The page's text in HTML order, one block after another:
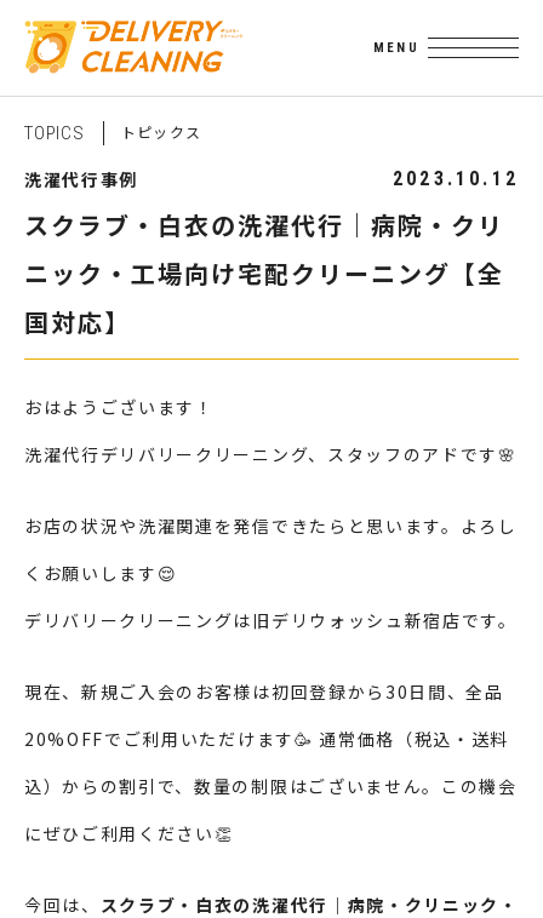
TOPICS ト ピッ ク ス
洗濯代行事例 2023.10.12
スクラブ・白衣の洗濯代行｜病院・クリ
ニック・工場向け宅配クリーニング【全
国対応】
おはようございます！
洗濯代行デリバリークリーニング、スタッフのアドです🌸
お店の状況や洗濯関連を発信できたらと思います。よろし
くお願いします😌
デリバリークリーニングは旧デリウォッシュ新宿店です。
現在、新規ご入会のお客様は初回登録から30日間、全品
20%OFFでご利用いただけます🥳 通常価格（税込・送料
込）からの割引で、数量の制限はございません。この機会
にぜひご利用ください👏
今回は、 スクラブ・白衣の洗濯代行｜病院・クリニック・